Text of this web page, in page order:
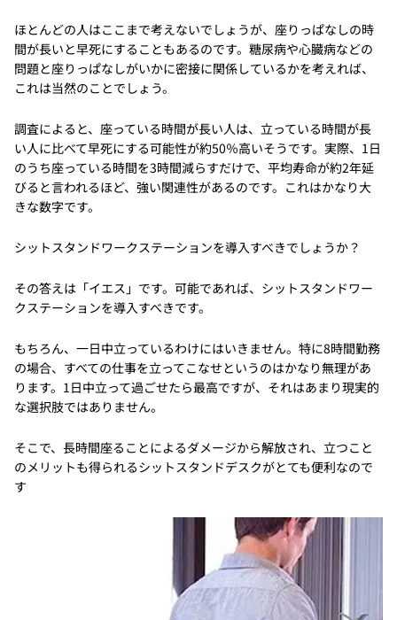
ほとんどの人はここまで考えないでしょうが、座りっぱなしの時
間が長いと早死にすることもあるのです。糖尿病や心臓病などの
問題と座りっぱなしがいかに密接に関係しているかを考えれば、
これは当然のことでしょう。
調査によると、座っている時間が長い人は、立っている時間が長
い人に比べて早死にする可能性が約50％高いそうです。実際、1日
のうち座っている時間を3時間減らすだけで、平均寿命が約2年延
びると言われるほど、強い関連性があるのです。これはかなり大
きな数字です。
シットスタンドワークステーションを導入すべきでしょうか？
その答えは「イエス」です。可能であれば、シットスタンドワー
クステーションを導入すべきです。
もちろん、一日中立っているわけにはいきません。特に8時間勤務
の場合、すべての仕事を立ってこなせというのはかなり無理があ
ります。1日中立って過ごせたら最高ですが、それはあまり現実的
な選択肢ではありません。
そこで、長時間座ることによるダメージから解放され、立つこと
のメリットも得られるシットスタンドデスクがとても便利なので
す